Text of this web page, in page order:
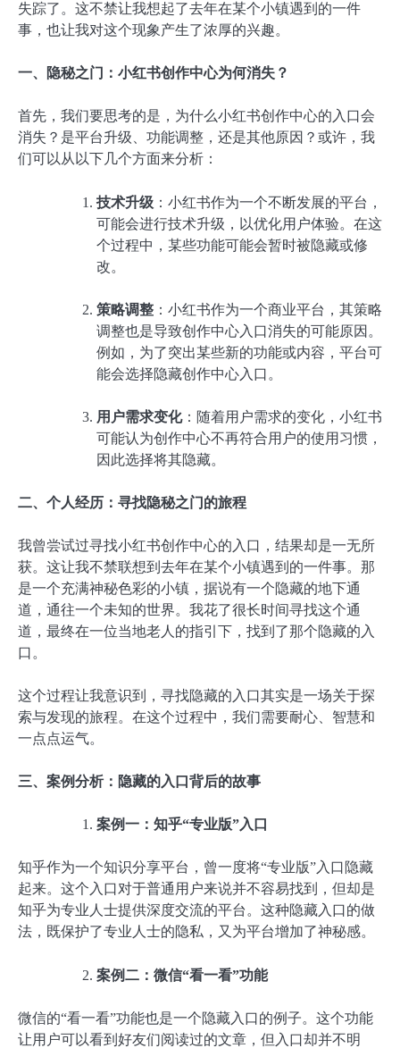
失踪了。这不禁让我想起了去年在某个小镇遇到的一件
事，也让我对这个现象产生了浓厚的兴趣。
一、隐秘之门：小红书创作中心为何消失？
首先，我们要思考的是，为什么小红书创作中心的入口会
消失？是平台升级、功能调整，还是其他原因？或许，我
们可以从以下几个方面来分析：
技术升级 ：小红书作为一个不断发展的平台，
可能会进行技术升级，以优化用户体验。在这
个过程中，某些功能可能会暂时被隐藏或修
改。
策略调整 ：小红书作为一个商业平台，其策略
调整也是导致创作中心入口消失的可能原因。
例如，为了突出某些新的功能或内容，平台可
能会选择隐藏创作中心入口。
用户需求变化：随着用户需求的变化，小红书
可能认为创作中心不再符合用户的使用习惯，
因此选择将其隐藏。
二、个人经历：寻找隐秘之门的旅程
我曾尝试过寻找小红书创作中心的入口，结果却是一无所
获。这让我不禁联想到去年在某个小镇遇到的一件事。那
是一个充满神秘色彩的小镇，据说有一个隐藏的地下通
道，通往一个未知的世界。我花了很长时间寻找这个通
道，最终在一位当地老人的指引下，找到了那个隐藏的入
口。
这个过程让我意识到，寻找隐藏的入口其实是一场关于探
索与发现的旅程。在这个过程中，我们需要耐心、智慧和
一点点运气。
三、案例分析：隐藏的入口背后的故事
案例一：知乎“专业版”入口
知乎作为一个知识分享平台，曾一度将“专业版”入口隐藏
起来。这个入口对于普通用户来说并不容易找到，但却是
知乎为专业人士提供深度交流的平台。这种隐藏入口的做
法，既保护了专业人士的隐私，又为平台增加了神秘感。
案例二：微信“看一看”功能
微信的“看一看”功能也是一个隐藏入口的例子。这个功能
让用户可以看到好友们阅读过的文章，但入口却并不明